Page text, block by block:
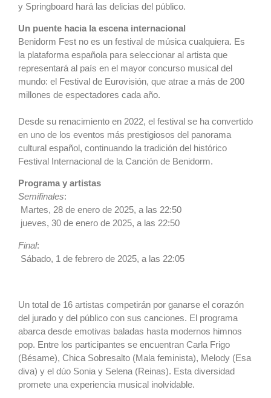
y Springboard hará las delicias del público.
Un puente hacia la escena internacional
Benidorm Fest no es un festival de música cualquiera. Es
la plataforma española para seleccionar al artista que
representará al país en el mayor concurso musical del
mundo: el Festival de Eurovisión, que atrae a más de 200
millones de espectadores cada año.
Desde su renacimiento en 2022, el festival se ha convertido
en uno de los eventos más prestigiosos del panorama
cultural español, continuando la tradición del histórico
Festival Internacional de la Canción de Benidorm.
Programa y artistas
Semifinales:
Martes, 28 de enero de 2025, a las 22:50
jueves, 30 de enero de 2025, a las 22:50
Final:
Sábado, 1 de febrero de 2025, a las 22:05
Un total de 16 artistas competirán por ganarse el corazón
del jurado y del público con sus canciones. El programa
abarca desde emotivas baladas hasta modernos himnos
pop. Entre los participantes se encuentran Carla Frigo
(Bésame), Chica Sobresalto (Mala feminista), Melody (Esa
diva) y el dúo Sonia y Selena (Reinas). Esta diversidad
promete una experiencia musical inolvidable.